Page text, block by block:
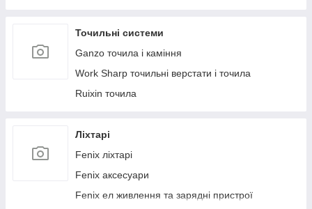
Helikon-Tex рукавички
Точильні системи
Ganzo точила і каміння
Work Sharp точильні верстати і точила
Ruixin точила
Ліхтарі
Fenix ліхтарі
Fenix аксесуари
Fenix ел живлення та зарядні пристрої